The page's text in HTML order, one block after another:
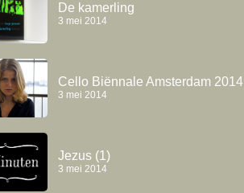
De kamerling
3 mei 2014
Cello Biënnale Amsterdam 2014
3 mei 2014
Jezus (1)
3 mei 2014